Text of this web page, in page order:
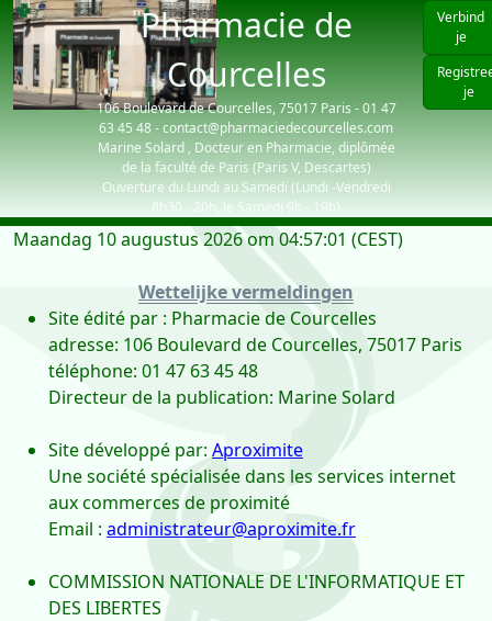
Pharmacie de
Courcelles
106 Boulevard de Courcelles, 75017 Paris - 01 47
63 45 48 - contact@pharmaciedecourcelles.com
Marine Solard , Docteur en Pharmacie, diplômée
de la faculté de Paris (Paris V, Descartes)
Ouverture du Lundi au Samedi (Lundi -Vendredi
8h30 - 20h, le Samedi 9h - 19h)
Verbind
je
je
Maandag 10 augustus 2026 om 04:57:01 (CEST)
Wettelijke vermeldingen
Site édité par : Pharmacie de Courcelles
adresse: 106 Boulevard de Courcelles, 75017 Paris
téléphone: 01 47 63 45 48
Directeur de la publication: Marine Solard
Site développé par: Aproximite
Une société spécialisée dans les services internet
aux commerces de proximité
Email : administrateur@aproximite.fr
COMMISSION NATIONALE DE L'INFORMATIQUE ET
DES LIBERTES